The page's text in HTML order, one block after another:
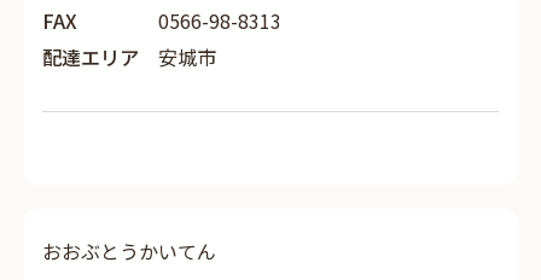
FAX
0566-98-8313
配達エリア
安城市
おおぶとうかいてん